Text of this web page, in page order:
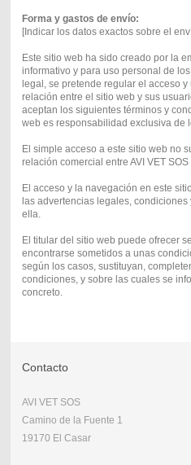
Forma y gastos de envío:
[Indicar los datos exactos sobre el
Este sitio web ha sido creado por la
informativo y para uso personal de
legal, se pretende regular el acceso
relación entre el sitio web y sus
aceptan los siguientes términos y
web es responsabilidad exclusiva de
El simple acceso a este sitio web no
relación comercial entre AVI VET
El acceso y la navegación en este
las advertencias legales,
ella.
El titular del sitio web puede ofrecer
encontrarse sometidos a unas
según los casos, sustituyan,
condiciones, y sobre las cuales se
concreto.
Contacto
AVI VET SOS
Camino de la Fuente 1
19170 El Casar